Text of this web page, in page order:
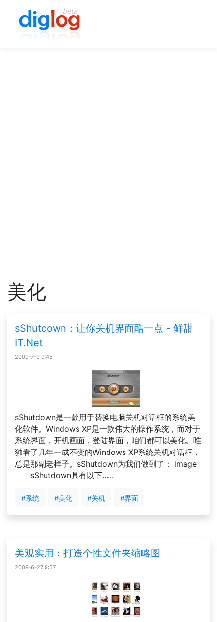
美化
sShutdown：让你关机界面酷一点 - 鲜甜
IT.Net
2009-7-9 9:45
sShutdown是一款用于替换电脑关机对话框的系统美
化软件。Windows XP是一款伟大的操作系统，而对于
系统界面，开机画面，登陆界面，咱们都可以美化。唯
独看了几年一成不变的Windows XP系统关机对话框，
总是那副老样子。sShutdown为我们做到了： image
sShutdown具有以下......
#系统 #美化 #关机 #界面
美观实用：打造个性文件夹缩略图
2009-6-27 9:57